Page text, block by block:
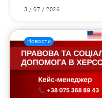
3 / 07 / 2026
Новости